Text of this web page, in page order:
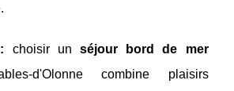
choisir unséjour bord de mer
d'Olonne combine plaisirs